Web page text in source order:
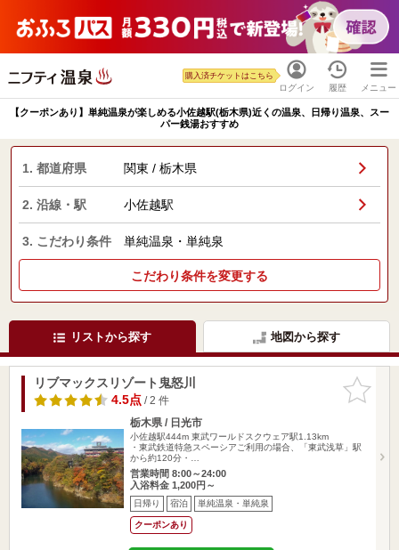
ログイン
購入済チケットはこちら
履歴 メニュー
【クーポンあり】単純温泉が楽しめる小佐越駅(栃木県)近くの温泉、日帰り温泉、スー
パー銭湯おすすめ
1. 都道府県 関東 / 栃木県
2. 沿線・駅 小佐越駅
3. こだわり条件 単純温泉・単純泉
こだわり条件を変更する
リストから探す 地図から探す
お気に入
りに追加
リブマックスリゾート鬼怒川
4.5点/ 2 件
栃木県 / 日光市
小佐越駅444m 東武ワールドスクウェア駅1.13km
・東武鉄道特急スペーシアご利用の場合、「東武浅草」駅
から約120分・…
営業時間 8:00～24:00
入浴料金 1,200円～
日帰り 宿泊 単純温泉・単純泉
クーポンあり